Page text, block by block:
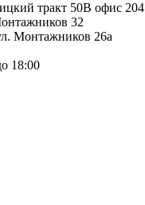
тракт 50В офис 204
32
Монтажников 26а
18:00